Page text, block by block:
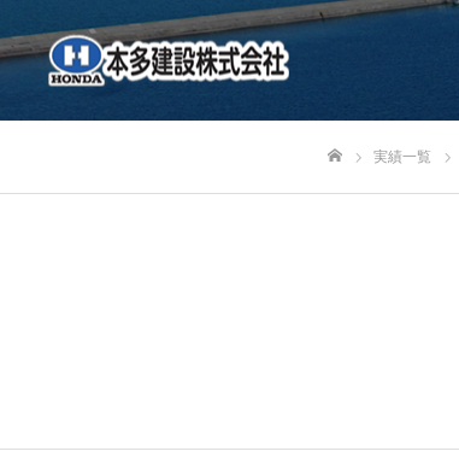
実績一覧